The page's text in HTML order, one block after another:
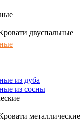
двуспальные
из дуба
из сосны
металлические